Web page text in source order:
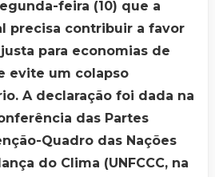
feira (10) que a
precisa contribuir a favor
para economias de
evite um colapso
A declaração foi dada na
das Partes
Quadro das Nações
do Clima (UNFCCC, na